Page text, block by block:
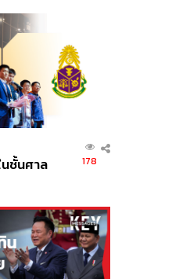
ชั้นศาล
178